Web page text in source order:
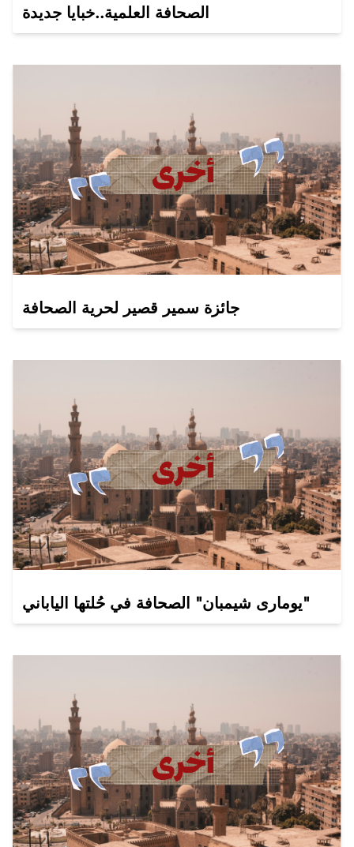
الصحافة العلمية..خبايا جديدة
جائزة سمير قصير لحرية الصحافة
يومارى شيمبان" الصحافة في حُلتها الياباني"